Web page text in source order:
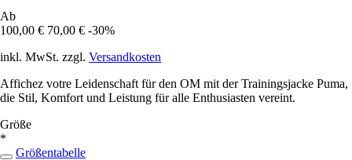
Ab
100,00 € 70,00 € -30%
inkl. MwSt. zzgl. Versandkosten
Affichez votre Leidenschaft für den OM mit der Trainingsjacke Puma,
die Stil, Komfort und Leistung für alle Enthusiasten vereint.
Größe
*
Größentabelle